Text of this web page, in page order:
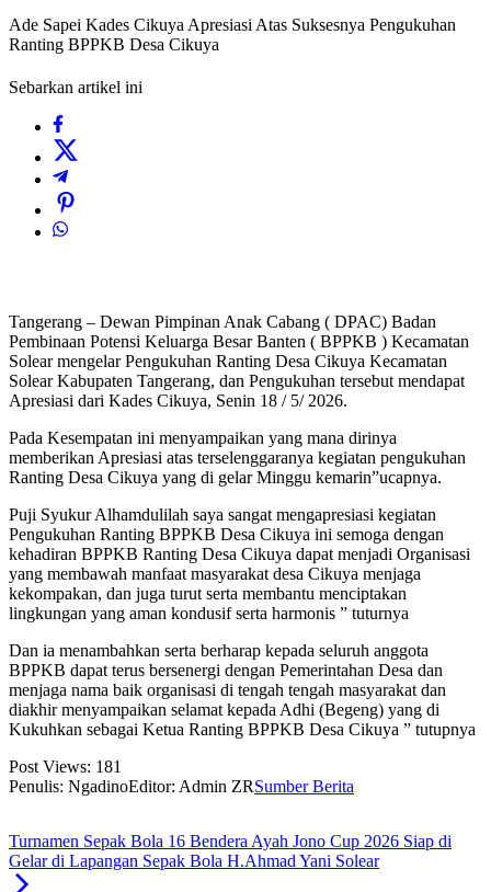
Ade Sapei Kades Cikuya Apresiasi Atas Suksesnya Pengukuhan
Ranting BPPKB Desa Cikuya
Sebarkan artikel ini
Tangerang – Dewan Pimpinan Anak Cabang ( DPAC) Badan
Pembinaan Potensi Keluarga Besar Banten ( BPPKB ) Kecamatan
Solear mengelar Pengukuhan Ranting Desa Cikuya Kecamatan
Solear Kabupaten Tangerang, dan Pengukuhan tersebut mendapat
Apresiasi dari Kades Cikuya, Senin 18 / 5/ 2026.
Pada Kesempatan ini menyampaikan yang mana dirinya
memberikan Apresiasi atas terselenggaranya kegiatan pengukuhan
Ranting Desa Cikuya yang di gelar Minggu kemarin”ucapnya.
Puji Syukur Alhamdulilah saya sangat mengapresiasi kegiatan
Pengukuhan Ranting BPPKB Desa Cikuya ini semoga dengan
kehadiran BPPKB Ranting Desa Cikuya dapat menjadi Organisasi
yang membawah manfaat masyarakat desa Cikuya menjaga
kekompakan, dan juga turut serta membantu menciptakan
lingkungan yang aman kondusif serta harmonis ” tuturnya
Dan ia menambahkan serta berharap kepada seluruh anggota
BPPKB dapat terus bersenergi dengan Pemerintahan Desa dan
menjaga nama baik organisasi di tengah tengah masyarakat dan
diakhir menyampaikan selamat kepada Adhi (Begeng) yang di
Kukuhkan sebagai Ketua Ranting BPPKB Desa Cikuya ” tutupnya
Post Views: 181
Penulis: NgadinoEditor: Admin ZRSumber Berita
Turnamen Sepak Bola 16 Bendera Ayah Jono Cup 2026 Siap di
Gelar di Lapangan Sepak Bola H.Ahmad Yani Solear